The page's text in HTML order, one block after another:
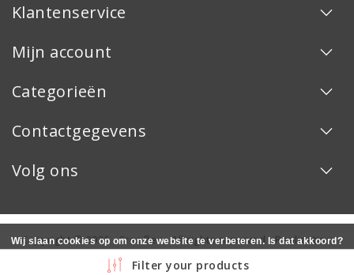
Klantenservice
Mijn account
Categorieën
Contactgegevens
Volg ons
Copyright © 2026 - Creaflex - All rights reserved - Realization
InStijl Media
Filter your products
Wij slaan cookies op om onze website te verbeteren. Is dat akkoord?
Nee Meer over cookies »